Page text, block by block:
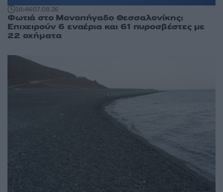
16:4607.08.26
Φωτιά στο Μονοπήγαδο Θεσσαλονίκης:
Επιχειρούν 6 εναέρια και 61 πυροσβέστες με
22 οχήματα